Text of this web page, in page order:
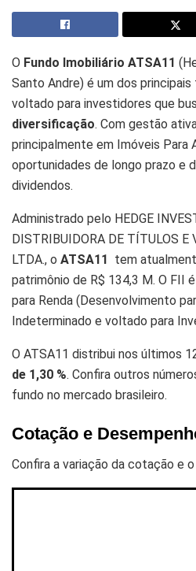
O Fundo Imobiliário ATSA11
Santo Andre) é um dos
voltado para investidores que
diversificação. Com gestão
principalmente em Imóveis Para
oportunidades de longo prazo e
dividendos.
Administrado pelo HEDGE
DISTRIBUIDORA DE TÍTULOS E
LTDA., o ATSA11 tem
patrimônio de R$ 134,3 M. O FII
para Renda (Desenvolvimento
Indeterminado e voltado para
O ATSA11 distribui nos últimos
de 1,30 %. Confira outros
fundo no mercado brasileiro.
Cotação e
Confira a variação da cotação e